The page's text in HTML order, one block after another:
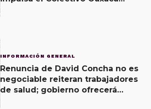
INFORMACIÓN GENERAL
Renuncia de David Concha no es
negociable reiteran trabajadores
de salud; gobierno ofrecerá